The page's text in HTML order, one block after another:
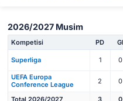
2026/2027 Musim
Kompetisi PD Gl
Superliga 1 0
UEFA Europa
Conference League
2 0
Total 2026/2027 3 0